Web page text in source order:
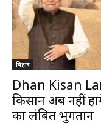
बिहार
Dhan Kisan
किसान अब नहीं
का लंबित भुगतान